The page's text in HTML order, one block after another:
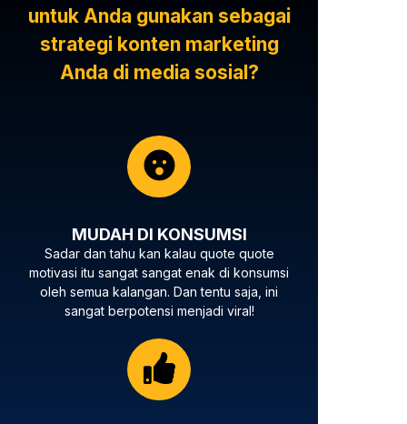
untuk Anda gunakan sebagai
strategi konten marketing
Anda di media sosial?
MUDAH DI KONSUMSI
Sadar dan tahu kan kalau quote quote
motivasi itu sangat sangat enak di konsumsi
oleh semua kalangan. Dan tentu saja, ini
sangat berpotensi menjadi viral!